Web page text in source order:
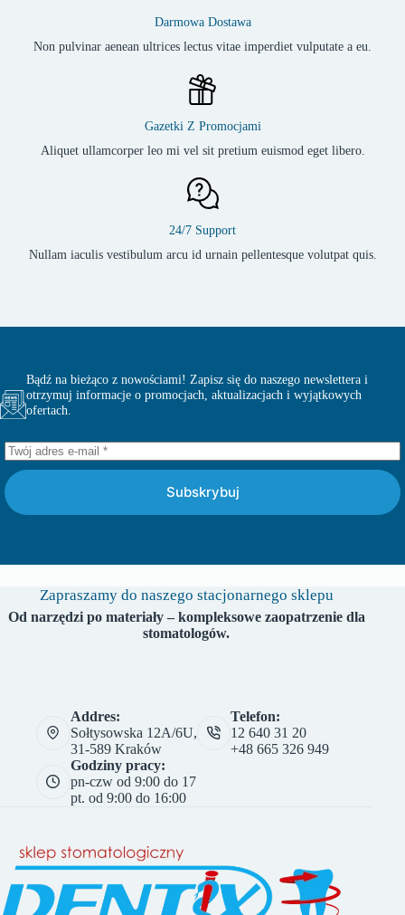
Darmowa Dostawa
Non pulvinar aenean ultrices lectus vitae imperdiet vulputate a eu.
Gazetki Z Promocjami
Aliquet ullamcorper leo mi vel sit pretium euismod eget libero.
24/7 Support
Nullam iaculis vestibulum arcu id urnain pellentesque volutpat quis.
Bądź na bieżąco z nowościami! Zapisz się do naszego newslettera i
otrzymuj informacje o promocjach, aktualizacjach i wyjątkowych
ofertach.
Subskrybuj
Zapraszamy do naszego stacjonarnego sklepu
Od narzędzi po materiały – kompleksowe zaopatrzenie dla
stomatologów.
Addres:
Sołtysowska 12A/6U,
31-589 Kraków
Telefon:
12 640 31 20
+48 665 326 949
Godziny pracy:
pn-czw od 9:00 do 17
pt. od 9:00 do 16:00